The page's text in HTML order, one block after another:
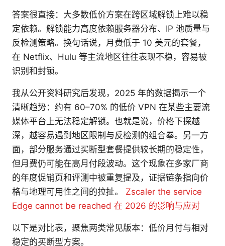
答案很直接：大多数低价方案在跨区域解锁上难以稳
定依赖。解锁能力高度依赖服务器分布、IP 池质量与
反检测策略。换句话说，月费低于 10 美元的套餐，
在 Netflix、Hulu 等主流地区往往表现不稳，容易被
识别和封锁。
我从公开资料研究后发现，2025 年的数据揭示一个
清晰趋势：约有 60–70% 的低价 VPN 在某些主要流
媒体平台上无法稳定解锁。也就是说，价格下探越
深，越容易遇到地区限制与反检测的组合拳。另一方
面，部分服务通过买断型套餐提供较长期的稳定性，
但月费仍可能在高月付段波动。这个现象在多家厂商
的年度促销页和评测中被重复提及，证据链条指向价
格与地理可用性之间的拉扯。 Zscaler the service
Edge cannot be reached 在 2026 的影响与应对
以下是对比表，聚焦两类常见版本：低价月付与相对
稳定的买断型方案。